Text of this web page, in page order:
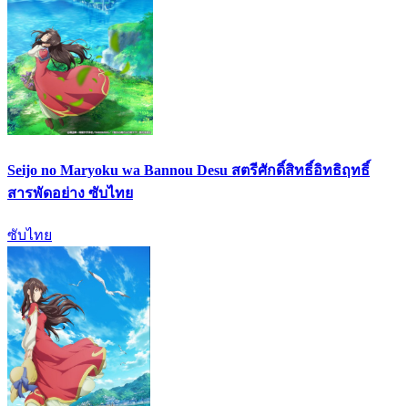
Seijo no Maryoku wa Bannou Desu สตรีศักดิ์สิทธิ์อิทธิฤทธิ์
สารพัดอย่าง ซับไทย
ซับไทย